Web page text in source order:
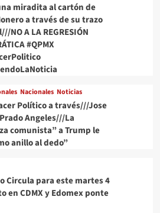
miradita al cartón de
a través de su trazo
NO A LA REGRESIÓN
#QPMX
Nacionales Noticias
Político a través///Jose
Angeles///La
comunista” a Trump le
anillo al dedo”
Circula para este martes 4
en CDMX y Edomex ponte